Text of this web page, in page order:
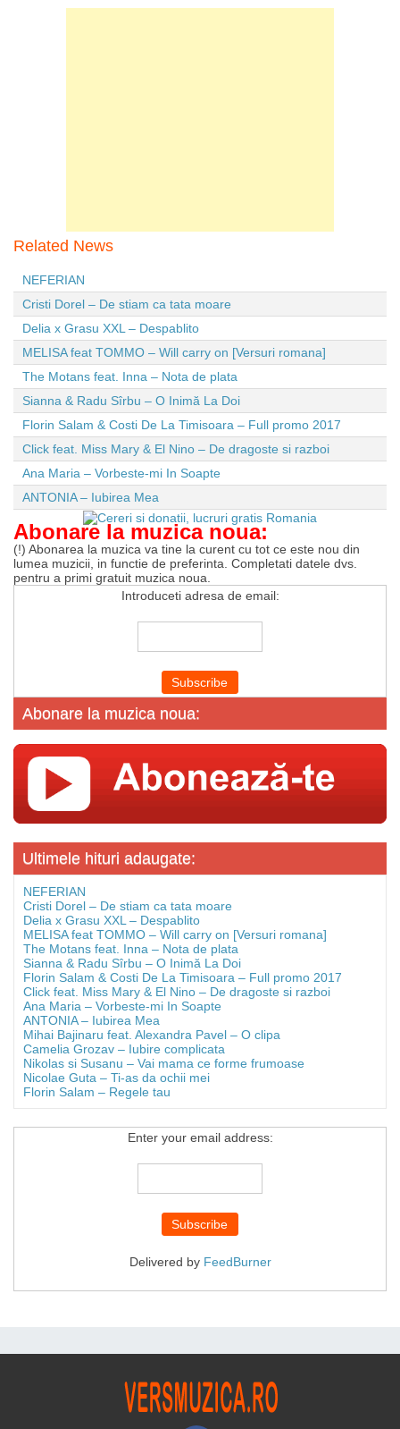
Related News
NEFERIAN
Cristi Dorel – De stiam ca tata moare
Delia x Grasu XXL – Despablito
MELISA feat TOMMO – Will carry on [Versuri romana]
The Motans feat. Inna – Nota de plata
Sianna & Radu Sîrbu – O Inimă La Doi
Florin Salam & Costi De La Timisoara – Full promo 2017
Click feat. Miss Mary & El Nino – De dragoste si razboi
Ana Maria – Vorbeste-mi In Soapte
ANTONIA – Iubirea Mea
Abonare la muzica noua:
(!) Abonarea la muzica va tine la curent cu tot ce este nou din
lumea muzicii, in functie de preferinta. Completati datele dvs.
pentru a primi gratuit muzica noua.
Introduceti adresa de email:
Abonare la muzica noua:
Ultimele hituri adaugate:
NEFERIAN
Cristi Dorel – De stiam ca tata moare
Delia x Grasu XXL – Despablito
MELISA feat TOMMO – Will carry on [Versuri romana]
The Motans feat. Inna – Nota de plata
Sianna & Radu Sîrbu – O Inimă La Doi
Florin Salam & Costi De La Timisoara – Full promo 2017
Click feat. Miss Mary & El Nino – De dragoste si razboi
Ana Maria – Vorbeste-mi In Soapte
ANTONIA – Iubirea Mea
Mihai Bajinaru feat. Alexandra Pavel – O clipa
Camelia Grozav – Iubire complicata
Nikolas si Susanu – Vai mama ce forme frumoase
Nicolae Guta – Ti-as da ochii mei
Florin Salam – Regele tau
Enter your email address:
Delivered by FeedBurner